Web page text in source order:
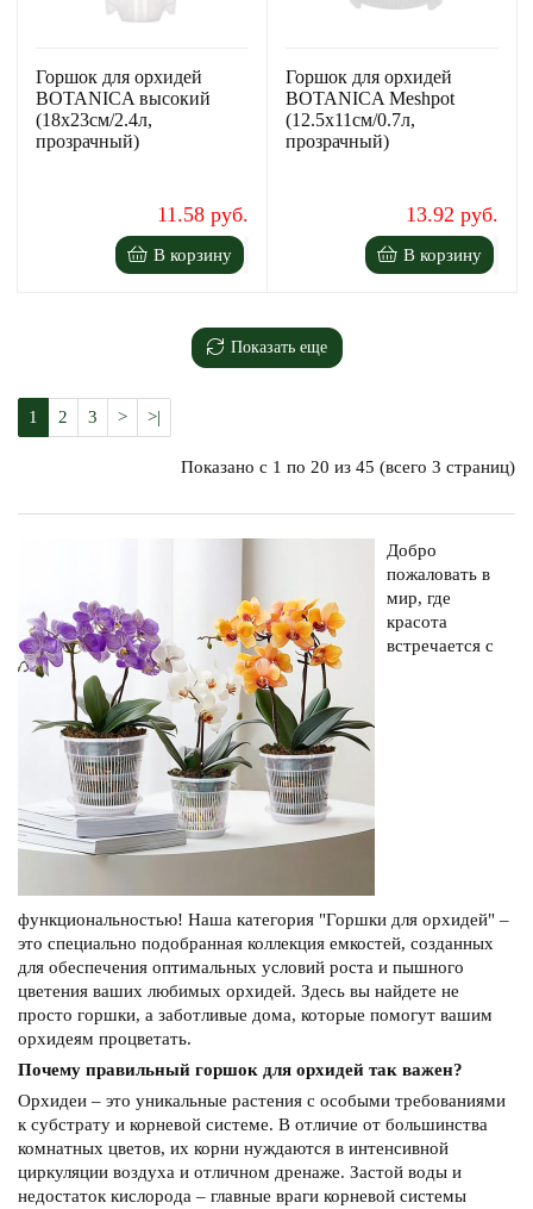
Горшок для орхидей
BOTANICA высокий
(18x23см/2.4л,
прозрачный)
11.58 руб.
В корзину
Горшок для орхидей
BOTANICA Meshpot
(12.5x11см/0.7л,
прозрачный)
13.92 руб.
В корзину
Показать еще
1 2 3 > >|
Показано с 1 по 20 из 45 (всего 3 страниц)
Добро
пожаловать в
мир, где
красота
встречается с
функциональностью! Наша категория "Горшки для орхидей" –
это специально подобранная коллекция емкостей, созданных
для обеспечения оптимальных условий роста и пышного
цветения ваших любимых орхидей. Здесь вы найдете не
просто горшки, а заботливые дома, которые помогут вашим
орхидеям процветать.
Почему правильный горшок для орхидей так важен?
Орхидеи – это уникальные растения с особыми требованиями
к субстрату и корневой системе. В отличие от большинства
комнатных цветов, их корни нуждаются в интенсивной
циркуляции воздуха и отличном дренаже. Застой воды и
недостаток кислорода – главные враги корневой системы